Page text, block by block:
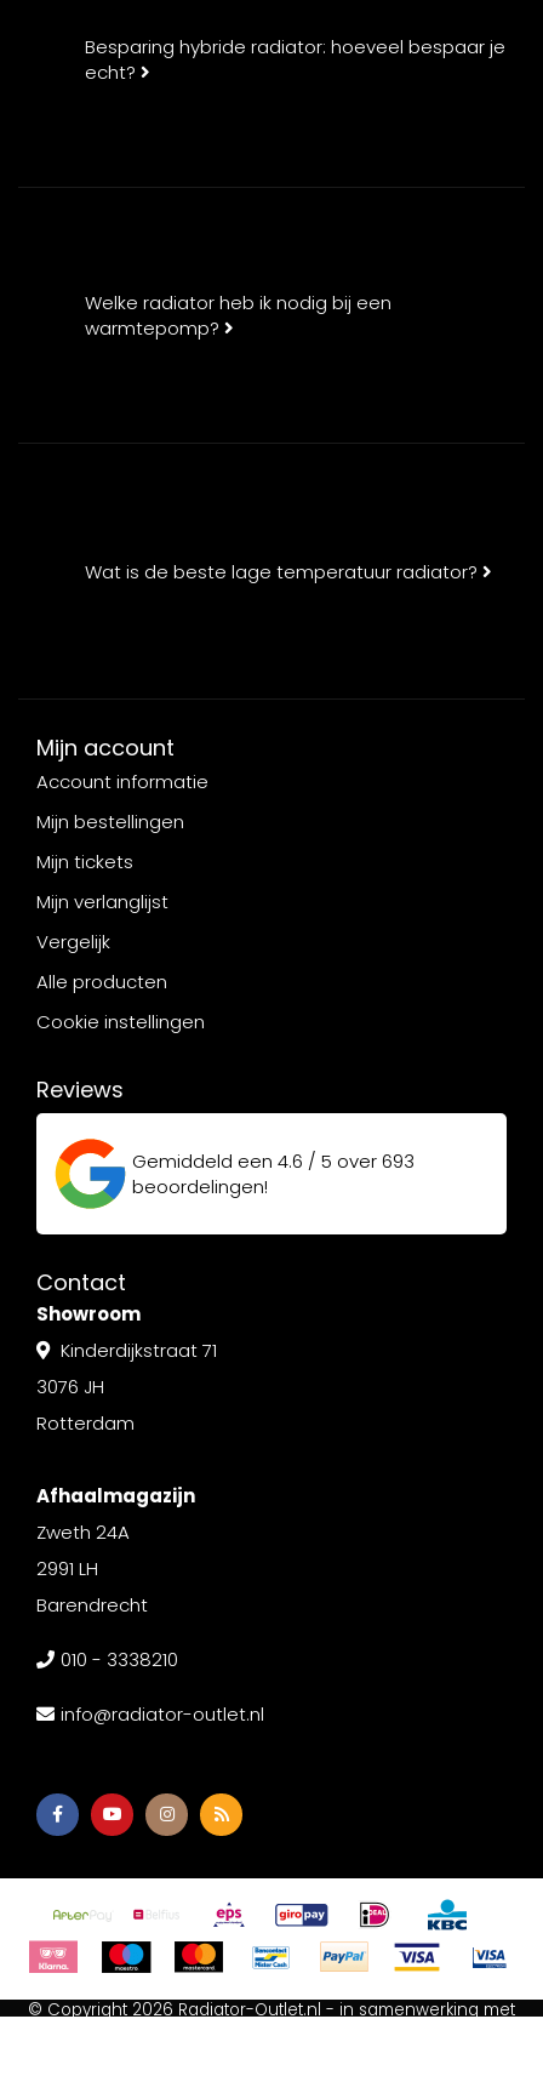
Besparing hybride radiator: hoeveel bespaar je
echt?
Welke radiator heb ik nodig bij een
warmtepomp?
Wat is de beste lage temperatuur radiator?
Mijn account
Account informatie
Mijn bestellingen
Mijn tickets
Mijn verlanglijst
Vergelijk
Alle producten
Cookie instellingen
Reviews
Gemiddeld een 4.6 / 5 over693
beoordelingen!
Contact
Showroom
Kinderdijkstraat 71
3076 JH
Rotterdam
Afhaalmagazijn
Zweth 24A
2991 LH
Barendrecht
010 - 3338210
info@radiator-outlet.nl
© Copyright 2026 Radiator-Outlet.nl - in samenwerking met